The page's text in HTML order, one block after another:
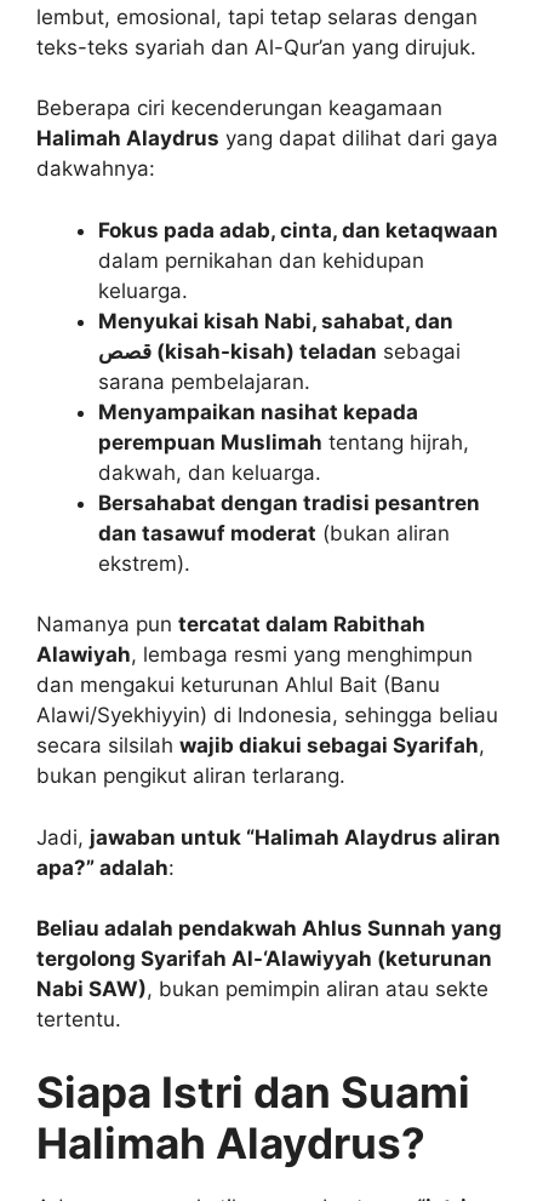
lembut, emosional, tapi tetap selaras dengan
teks-teks syariah dan Al-Qur’an yang dirujuk.
Beberapa ciri kecenderungan keagamaan
Halimah Alaydrus yang dapat dilihat dari gaya
dakwahnya:
Fokus pada adab, cinta, dan ketaqwaan
dalam pernikahan dan kehidupan
keluarga.
Menyukai kisah Nabi, sahabat, dan
قصص (kisah-kisah) teladan sebagai
sarana pembelajaran.
Menyampaikan nasihat kepada
perempuan Muslimah tentang hijrah,
dakwah, dan keluarga.
Bersahabat dengan tradisi pesantren
dan tasawuf moderat (bukan aliran
ekstrem).
Namanya pun tercatat dalam Rabithah
Alawiyah, lembaga resmi yang menghimpun
dan mengakui keturunan Ahlul Bait (Banu
Alawi/Syekhiyyin) di Indonesia, sehingga beliau
secara silsilah wajib diakui sebagai Syarifah,
bukan pengikut aliran terlarang.
Jadi, jawaban untuk “Halimah Alaydrus aliran
apa?” adalah:
Beliau adalah pendakwah Ahlus Sunnah yang
tergolong Syarifah Al-‘Alawiyyah (keturunan
Nabi SAW), bukan pemimpin aliran atau sekte
tertentu.
Siapa Istri dan Suami
Halimah Alaydrus?